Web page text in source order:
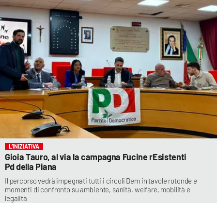
L’INIZIATIVA
Gioia Tauro, al via la campagna Fucine rEsistenti
Pd della Piana
Il percorso vedrà impegnati tutti i circoli Dem in tavole rotonde e
momenti di confronto su ambiente, sanità, welfare, mobilità e
legalità